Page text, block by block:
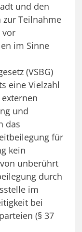
und den
zur Teilnahme
vor
im Sinne
(VSBG)
eine Vielzahl
und
das
für
kein
unberührt
durch
im
bei
(§ 37